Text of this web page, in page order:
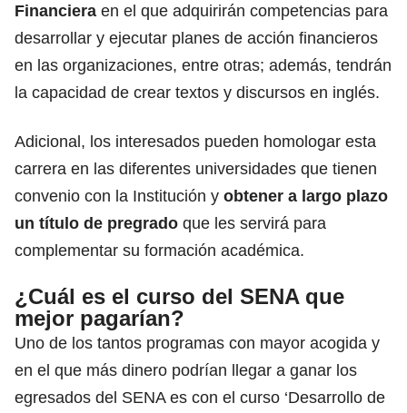
Financiera en el que adquirirán competencias para
desarrollar y ejecutar planes de acción financieros
en las organizaciones, entre otras; además, tendrán
la capacidad de crear textos y discursos en inglés.
Adicional, los interesados pueden homologar esta
carrera en las diferentes universidades que tienen
convenio con la Institución y obtener a largo plazo
un título de pregrado que les servirá para
complementar su formación académica.
¿Cuál es el curso del SENA que
mejor pagarían?
Uno de los tantos programas con mayor acogida y
en el que más dinero podrían llegar a ganar los
egresados del SENA es con el curso ‘Desarrollo de